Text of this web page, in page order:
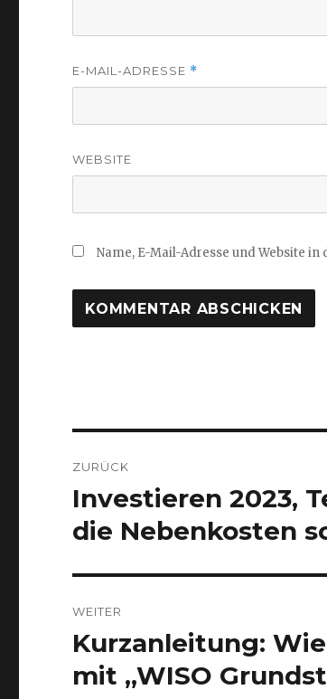
E-MAIL-ADRESSE *
WEBSITE
Name, E-Mail-Adresse und Website
ZURÜCK
Vorheriger
Beitrag:
Investieren 2023,
die Nebenkosten
WEITER
Nächster
Beitrag:
Kurzanleitung:
mit „WISO